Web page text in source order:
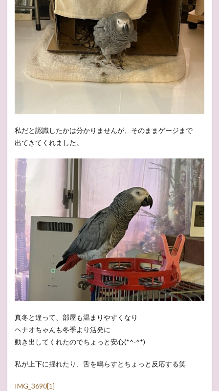
私だと認識したかは分かりませんが、そのままゲージまで
出てきてくれました。
真冬と違って、部屋も温まりやすくなり
ヘナオちゃんも冬季より活発に
動き出してくれたのでちょっと安心(*^-^*)
私が上下に揺れたり、舌を鳴らすとちょっと反応する笑
IMG_3690[1]